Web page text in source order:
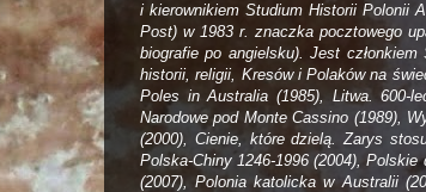
i kierownikiem Studium Historii Polonii
Post) w 1983 r. znaczka pocztowego
biografie po angielsku). Jest
historii, religii, Kresów i Polaków na
Poles in Australia (1985), Litwa. 600-
Narodowe pod Monte Cassino (1989),
(2000), Cienie, które dzielą. Zarys
Polska-Chiny 1246-1996 (2004),
(2007), Polonia katolicka w Australii